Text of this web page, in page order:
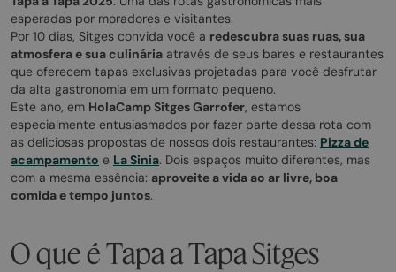
esperadas por moradores e visitantes.
Por 10 dias, Sitges convida você a redescubra suas ruas, sua
atmosfera e sua culinária através de seus bares e restaurantes
que oferecem tapas exclusivas projetadas para você desfrutar
da alta gastronomia em um formato pequeno.
Este ano, em HolaCamp Sitges Garrofer, estamos
especialmente entusiasmados por fazer parte dessa rota com
as deliciosas propostas de nossos dois restaurantes: Pizza de
acampamento e La Sinia. Dois espaços muito diferentes, mas
com a mesma essência: aproveite a vida ao ar livre, boa
comida e tempo juntos.
O que é Tapa a Tapa Sitges